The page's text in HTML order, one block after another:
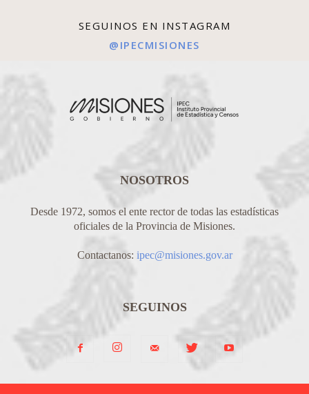
SEGUINOS EN INSTAGRAM
@IPECMISIONES
NOSOTROS
Desde 1972, somos el ente rector de todas las estadísticas
oficiales de la Provincia de Misiones.
Contactanos: ipec@misiones.gov.ar
SEGUINOS